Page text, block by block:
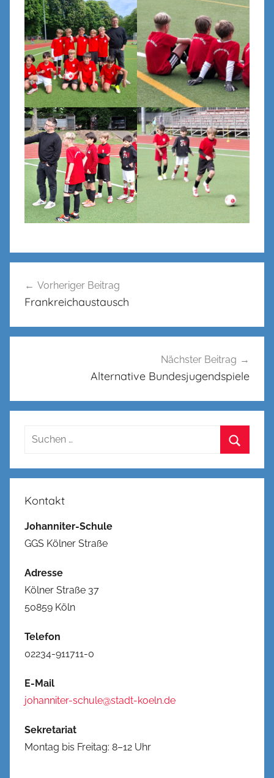
Vorheriger Beitrag
Frankreichaustausch
Nächster Beitrag
Alternative Bundesjugendspiele
Suchen
Kontakt
Johanniter-Schule
GGS Kölner Straße
Adresse
Kölner Straße 37
50859 Köln
Telefon
02234-911711-0
E-Mail
johanniter-schule@stadt-koeln.de
Sekretariat
Montag bis Freitag: 8–12 Uhr